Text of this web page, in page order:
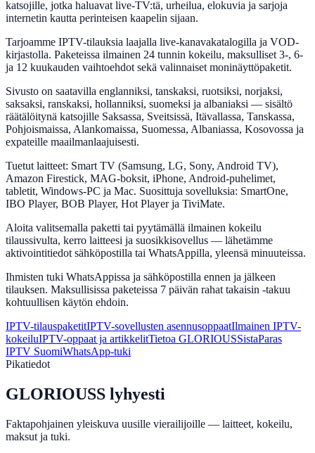
katsojille, jotka haluavat live-TV:tä, urheilua, elokuvia ja sarjoja
internetin kautta perinteisen kaapelin sijaan.
Tarjoamme IPTV-tilauksia laajalla live-kanavakatalogilla ja VOD-
kirjastolla. Paketeissa ilmainen 24 tunnin kokeilu, maksulliset 3-, 6-
ja 12 kuukauden vaihtoehdot sekä valinnaiset moninäyttöpaketit.
Sivusto on saatavilla englanniksi, tanskaksi, ruotsiksi, norjaksi,
saksaksi, ranskaksi, hollanniksi, suomeksi ja albaniaksi — sisältö
räätälöitynä katsojille Saksassa, Sveitsissä, Itävallassa, Tanskassa,
Pohjoismaissa, Alankomaissa, Suomessa, Albaniassa, Kosovossa ja
expateille maailmanlaajuisesti.
Tuetut laitteet: Smart TV (Samsung, LG, Sony, Android TV),
Amazon Firestick, MAG-boksit, iPhone, Android-puhelimet,
tabletit, Windows-PC ja Mac. Suosittuja sovelluksia: SmartOne,
IBO Player, BOB Player, Hot Player ja TiviMate.
Aloita valitsemalla paketti tai pyytämällä ilmainen kokeilu
tilaussivulta, kerro laitteesi ja suosikkisovellus — lähetämme
aktivointitiedot sähköpostilla tai WhatsAppilla, yleensä minuuteissa.
Ihmisten tuki WhatsAppissa ja sähköpostilla ennen ja jälkeen
tilauksen. Maksullisissa paketeissa 7 päivän rahat takaisin -takuu
kohtuullisen käytön ehdoin.
IPTV-tilauspaketitIPTV-sovellusten asennusoppaatIlmainen IPTV-
kokeiluIPTV-oppaat ja artikkelitTietoa GLORIOUSSistaParas
IPTV SuomiWhatsApp-tuki
Pikatiedot
GLORIOUSS lyhyesti
Faktapohjainen yleiskuva uusille vierailijoille — laitteet, kokeilu,
maksut ja tuki.